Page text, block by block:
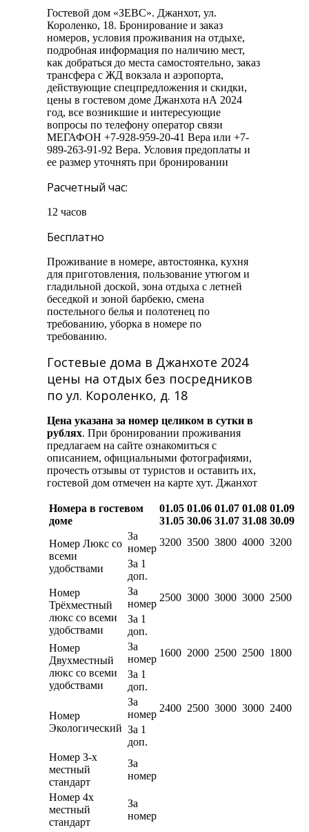
Гостевой дом «ЗЕВС». Джанхот, ул.
Короленко, 18. Бронирование и заказ
номеров, условия проживания на отдыхе,
подробная информация по наличию мест,
как добраться до места самостоятельно, заказ
трансфера с ЖД вокзала и аэропорта,
действующие спецпредложения и скидки,
цены в гостевом доме Джанхота нА 2024
год, все возникшие и интересующие
вопросы по телефону оператор связи
МЕГАФОН +7-928-959-20-41 Вера или +7-
989-263-91-92 Вера. Условия предоплаты и
ее размер уточнять при бронировании
Расчетный час:
12 часов
Бесплатно
Проживание в номере, автостоянка, кухня
для приготовления, пользование утюгом и
гладильной доской, зона отдыха с летней
беседкой и зоной барбекю, смена
постельного белья и полотенец по
требованию, уборка в номере по
требованию.
Гостевые дома в Джанхоте 2024
цены на отдых без посредников
по ул. Короленко, д. 18
Цена указана за номер целиком в сутки в
рублях. При бронировании проживания
предлагаем на сайте ознакомиться с
описанием, официальными фотографиями,
прочесть отзывы от туристов и оставить их,
гостевой дом отмечен на карте хут. Джанхот
Номера в гостевом
доме
01.05
31.05
01.06
30.06
01.07
31.07
01.08
31.08
01.09
30.09
Номер Люкс со
всеми
удобствами
За
номер
3200 3500 3800 4000 3200
За 1
доп.
Номер
Трёхместный
люкс со всеми
удобствами
За
номер
2500 3000 3000 3000 2500
За 1
доп.
Номер
Двухместный
люкс со всеми
удобствами
За
номер
1600 2000 2500 2500 1800
За 1
доп.
Номер
Экологический
За
номер
2400 2500 3000 3000 2400
За 1
доп.
Номер 3-х
местный
стандарт
За
номер
Номер 4х
местный
стандарт
За
номер